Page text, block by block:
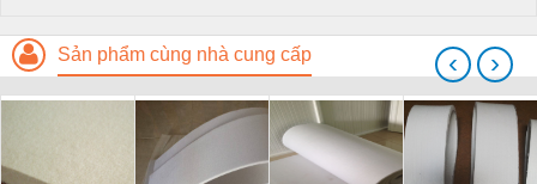
Sản phẩm cùng nhà cung cấp ‹ ›